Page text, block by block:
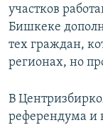
участков
Бишкеке
тех граждан,
регионах, но
В
референдума и